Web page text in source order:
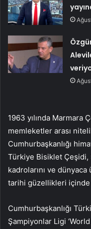
1963 yılında Marmara
memleketler arası
Cumhurbaşkanlığı
Türkiye Bisiklet Çeşidi,
kadrolarını ve
tarihi güzellikleri içinde
Cumhurbaşkanlığı
Şampiyonlar Ligi